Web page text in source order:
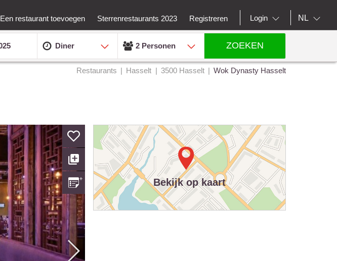
Een restaurant toevoegen Sterrenrestaurants 2023 Registreren Login NL
Diner 2 Personen ZOEKEN
Restaurants Hasselt 3500 Hasselt Wok Dynasty Hasselt
Bekijk op kaart